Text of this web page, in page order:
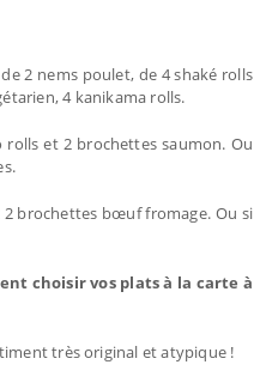
2 nems poulet, de 4 shaké rolls
4 kanikama rolls.
rolls et 2 brochettes saumon. Ou
brochettes bœuf fromage. Ou si
choisir vos plats à la carte à
très original et atypique !